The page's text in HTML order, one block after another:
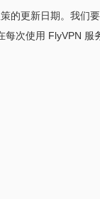
的更新日期。我们
次使用 FlyVPN 服